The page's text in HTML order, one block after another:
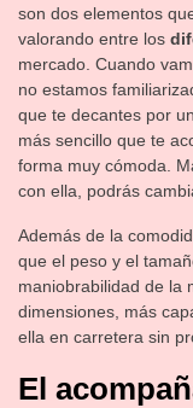
son dos elementos
valorando entre los
mercado. Cuando
no estamos
que te decantes por
más sencillo que te
forma muy cómoda.
con ella, podrás
Además de la
que el peso y el
maniobrabilidad de la
dimensiones, más
ella en carretera sin
El